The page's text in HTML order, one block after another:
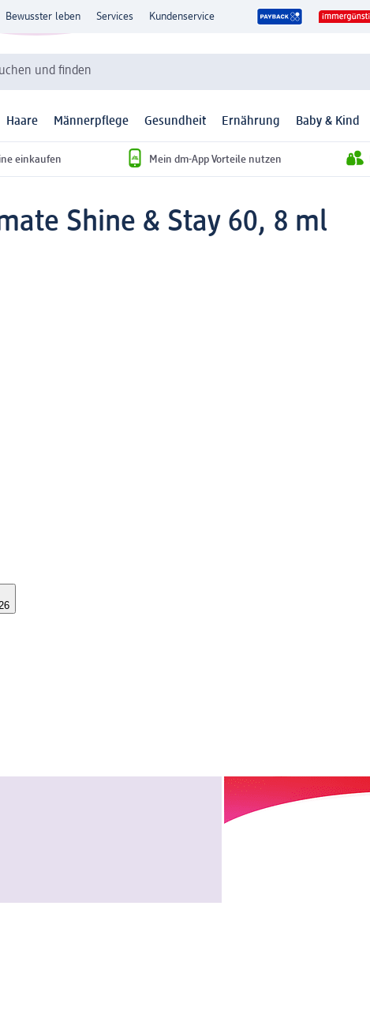
Bewusster leben Services Kundenservice
und finden
Haare Männerpflege Gesundheit Ernährung Baby & Kind
einkaufen Mein dm-App Vorteile nutzen
Shine & Stay 60, 8 ml